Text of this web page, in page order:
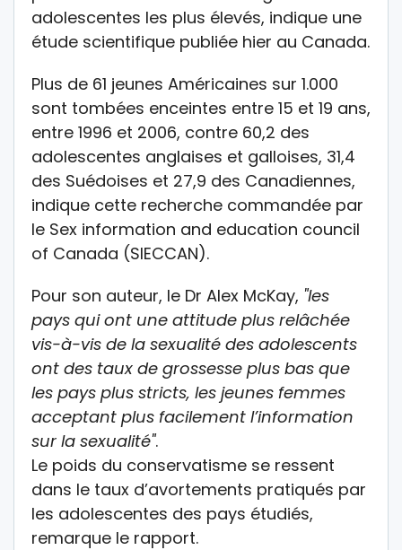
adolescentes les plus élevés, indique une
étude scientifique publiée hier au Canada.
Plus de 61 jeunes Américaines sur 1.000
sont tombées enceintes entre 15 et 19 ans,
entre 1996 et 2006, contre 60,2 des
adolescentes anglaises et galloises, 31,4
des Suédoises et 27,9 des Canadiennes,
indique cette recherche commandée par
le Sex information and education council
of Canada (SIECCAN).
Pour son auteur, le Dr Alex McKay, "les
pays qui ont une attitude plus relâchée
vis-à-vis de la sexualité des adolescents
ont des taux de grossesse plus bas que
les pays plus stricts, les jeunes femmes
acceptant plus facilement l’information
sur la sexualité".
Le poids du conservatisme se ressent
dans le taux d’avortements pratiqués par
les adolescentes des pays étudiés,
remarque le rapport.